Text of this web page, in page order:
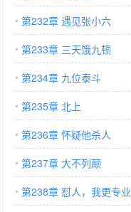
第232章 遇见张小六
第233章 三天饿九顿
第234章 九位泰斗
第235章 北上
第236章 怀疑他杀人
第237章 大不列颠
第238章 怼人，我更专业